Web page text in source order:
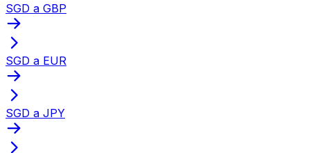
SGD a GBP
SGD a EUR
SGD a JPY